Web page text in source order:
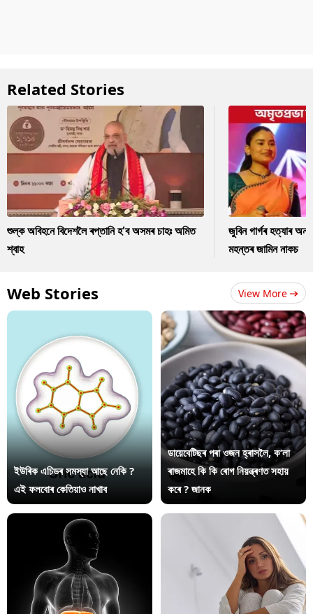
Related Stories
শুল্ক অবিহনে বিদেশলৈ ৰপ্তানি হ'ব অসমৰ চাহঃ অমিত
শ্বাহ
জুবিন গাৰ্গৰ হত্যাৰ
মহন্তৰ জামিন নাকচ
Web Stories View More
ইউৰিক এচিডৰ সমস্যা আছে নেকি ?
এই ফলবোৰ কেতিয়াও নাখাব
ডায়েবেটিছৰ পৰা ওজন হ্ৰাসলৈ, ক’লা
ৰাজমাহে কি কি ৰোগ নিয়ন্ত্ৰণত সহায়
কৰে ? জানক